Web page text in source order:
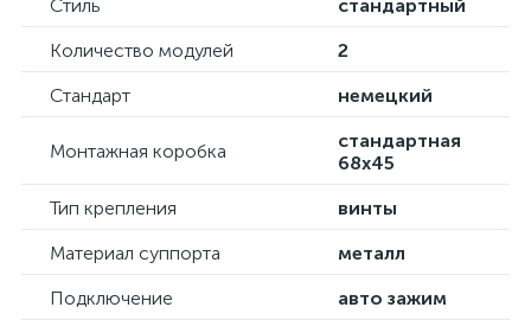
Стиль
стандартный
Количество модулей
2
Стандарт
немецкий
Монтажная коробка
стандартная
68х45
Тип крепления
винты
Материал суппорта
металл
Подключение
авто зажим